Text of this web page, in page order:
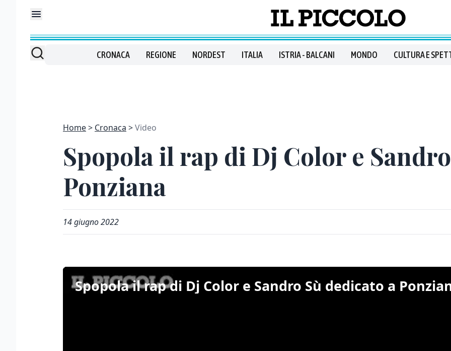
CRONACA REGIONE NORDEST ITALIA ISTRIA - BALCANI MONDO CULTURA E
Home Cronaca Video
Spopola il rap di Dj Color e
Ponziana
14 giugno 2022
Spopola il rap di Dj Color e Sandro Sù dedicato a